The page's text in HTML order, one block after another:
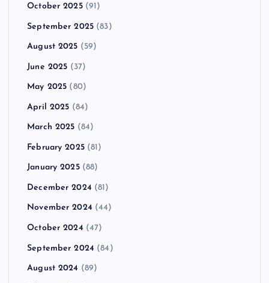
October 2025(91)
September 2025 (83)
August 2025 (59)
June 2025 (37)
May 2025 (80)
April 2025 (84)
March 2025 (84)
February 2025(81)
January 2025(88)
December 2024 (81)
November 2024 (44)
October 2024 (47)
September 2024 (84)
August 2024 (89)